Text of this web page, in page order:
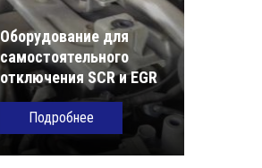
Оборудование для
самостоятельного
отключения SCR и EGR
Подробнее